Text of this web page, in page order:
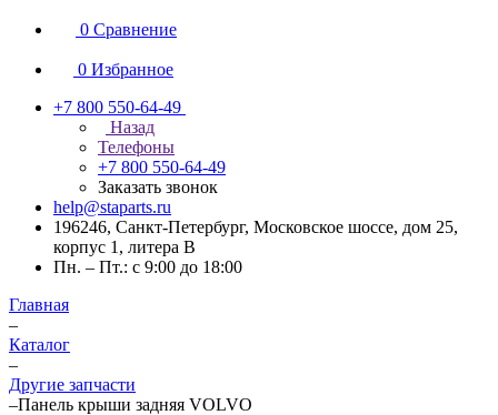
0 Сравнение
0 Избранное
+7 800 550-64-49
Назад
Телефоны
+7 800 550-64-49
Заказать звонок
help@staparts.ru
196246, Санкт-Петербург, Московское шоссе, дом 25,
корпус 1, литера В
Пн. – Пт.: с 9:00 до 18:00
Главная
–
Каталог
–
Другие запчасти
–Панель крыши задняя VOLVO